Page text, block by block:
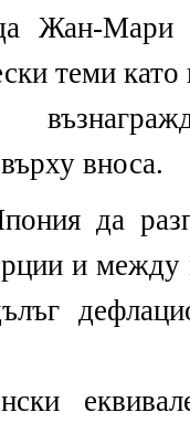
Жан-
теми
вноса.
да
и